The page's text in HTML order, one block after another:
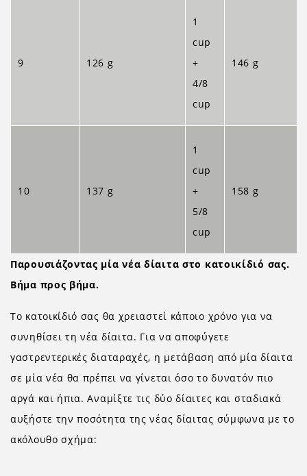
9 126 g
1
cup
+
4/8
cup
146 g
10 137 g
1
cup
+
5/8
cup
158 g
Παρουσιάζοντας μία νέα δίαιτα στο κατοικίδιό σας.
Βήμα προς βήμα.
Το κατοικίδιό σας θα χρειαστεί κάποιο χρόνο για να
συνηθίσει τη νέα δίαιτα. Για να αποφύγετε
γαστρεντερικές διαταραχές, η μετάβαση από μία δίαιτα
σε μία νέα θα πρέπει να γίνεται όσο το δυνατόν πιο
αργά και ήπια. Αναμίξτε τις δύο δίαιτες και σταδιακά
αυξήστε την ποσότητα της νέας δίαιτας σύμφωνα με το
ακόλουθο σχήμα: